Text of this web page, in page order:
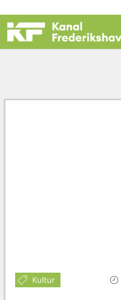
Kultur